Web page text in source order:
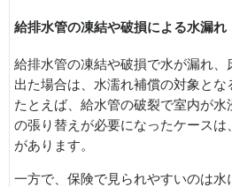
給排水管の凍結や破損による水漏れ
給排水管の凍結や破損で水が漏れ
出た場合は、水濡れ補償の対象とな
たとえば、給水管の破裂で室内が
の張り替えが必要になったケースは
があります。
一方で、保険で見られやすいのは水